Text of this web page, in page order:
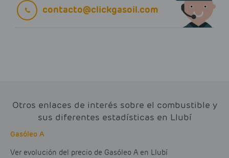
contacto@clickgasoil.com
Otros enlaces de interés sobre el combustible y
sus diferentes estadísticas en Llubí
Gasóleo A
Ver evolución del precio de Gasóleo A en Llubí